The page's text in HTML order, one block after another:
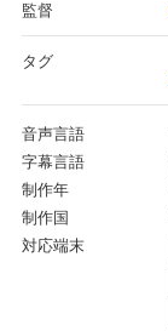
監督
タグ
音声言語
字幕言語
制作年
制作国
対応端末